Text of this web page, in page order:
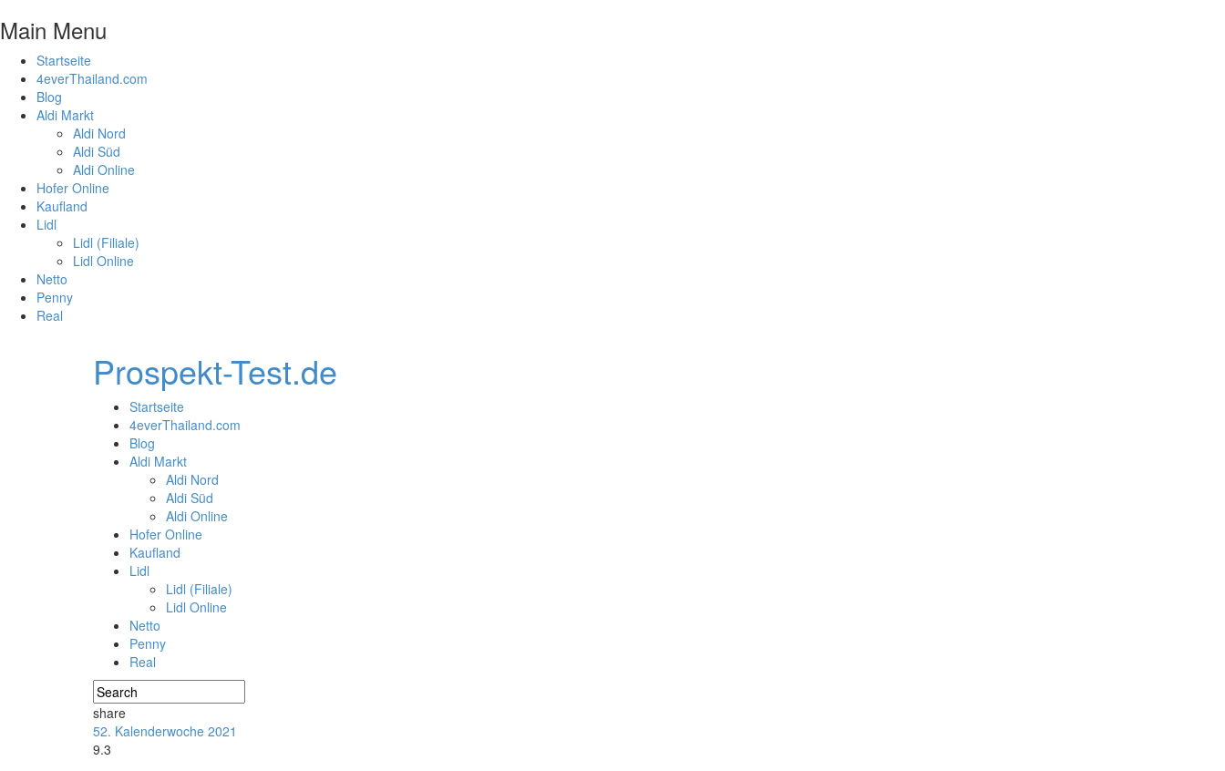
Main Menu
Startseite
4everThailand.com
Blog
Aldi Markt
Aldi Nord
Aldi Süd
Aldi Online
Hofer Online
Kaufland
Lidl
Lidl (Filiale)
Lidl Online
Netto
Penny
Real
Prospekt-Test.de
Startseite
4everThailand.com
Blog
Aldi Markt
Aldi Nord
Aldi Süd
Aldi Online
Hofer Online
Kaufland
Lidl
Lidl (Filiale)
Lidl Online
Netto
Penny
Real
share
52. Kalenderwoche 2021
9.3